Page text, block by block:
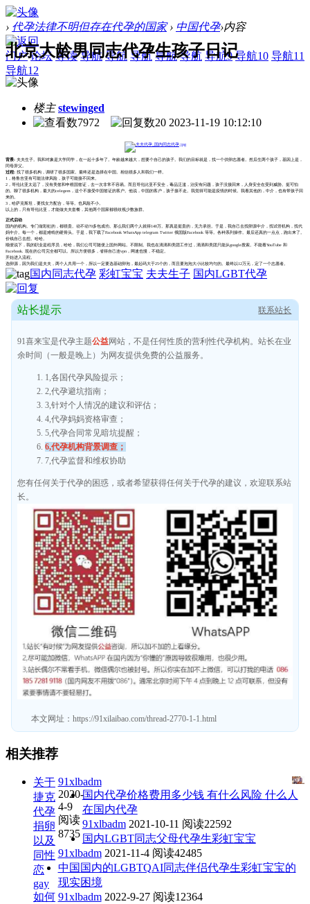
› 代孕法律不明但存在代孕的国家 › 中国代孕›内容
门户 论坛 导读 导航 导航 导航 导航 导航 导航9 导航10 导航11
导航12
北京大龄男同志代孕生孩子日记
楼主 stewinged
7972
20 2023-11-19 10:12:10
背景: 夫夫生子。我和对象是大学同学，在一起十多年了。年龄越来越大，想要个自己的孩子。我们的目标就是，找一个供卵志愿者。然后生两个孩子，基因上是，
同母异父。
过程: 找了很多机构，调研了很多国家。最终还是选择在中国。相信很多人和我们一样。
1，格鲁吉亚有可能法律风险，孩子可能接不回来。
2，哥伦比亚太远了，没有美签和申根国签证，去一次非常不容易。而且哥伦比亚不安全，毒品泛滥，治安有问题，孩子没接回来，人身安全在受到威胁。挺可怕
的。聊了很多机构，最大的celegem，这个不接受中国签证的客户。他说，中国的客户，孩子接不走。我觉得可能是疫情的时候。我看其他的，中介，也有带孩子回
来的。
3，哈萨克斯坦，要找女方配合，等等。也风险不小。
以上的，只有哥伦比亚，才能做夫夫套餐，其他两个国家都很歧视少数族群。
正式启动
国内的机构。专门做彩虹的，都很贵。动不动70多包成功。那么我们两个人就得140万。那真是挺贵的，无力承担。于是，我自己去找卵源中介，找试管机构，找代
妈中介。每一个，都是难啃的硬骨头。于是，我下载了Facebook WhatsApp telegram Twitter 俄国版Facebook 等等。各种系列操作。最后还真的一点点，跑出来了。
价钱自己去想。哈哈。
顺便说下，我的职业是程序员，哈哈，我们公司可随便上国外网站。不限制。我也在滴滴和美团工作过，滴滴和美团只能从google搜索。不能看YouTube 和
Facebook. 现在的公司完全都可以。所以方便很多，省得自己连vpn，网速也慢，不稳定。
开始进入流程。
选卵源，因为我们是夫夫，两个人共用一个，所以一定要选基础卵泡，最起码大于25个的，而且要泡泡大小比较均匀的。最终以12万元，定了一个志愿者。
国内同志代孕 彩虹宝宝 夫夫生子 国内LGBT代孕
站长提示
91喜来宝是代孕主题公益网站，不是任何性质的营利性代孕机构。站长在业
余时间（一般是晚上）为网友提供免费的公益服务。
1,各国代孕风险提示；
2,代孕避坑指南；
3,针对个人情况的建议和评估；
4,代孕妈妈资格审查；
5,代孕合同常见暗坑提醒；
6,代孕机构背景调查；
7,代孕监督和维权协助
您有任何关于代孕的困惑，或者希望获得任何关于代孕的建议，欢迎联系站
长。
本文网址： https://91xilaibao.com/thread-2770-1-1.html
联系站长
相关推荐
关于
捷克
代孕
捐卵
以及
同性
恋
gay
如何
91xlbadm
2020-
4-9
阅读
8735
国内代孕价格费用多少钱 有什么风险 什么人
在国内代孕
91xlbadm 2021-10-11 阅读22592
国内LGBT同志父母代孕生彩虹宝宝
91xlbadm 2021-11-4 阅读42485
中国国内的LGBTQAI同志伴侣代孕生彩虹宝宝的
现实困境
91xlbadm 2022-9-27 阅读12364